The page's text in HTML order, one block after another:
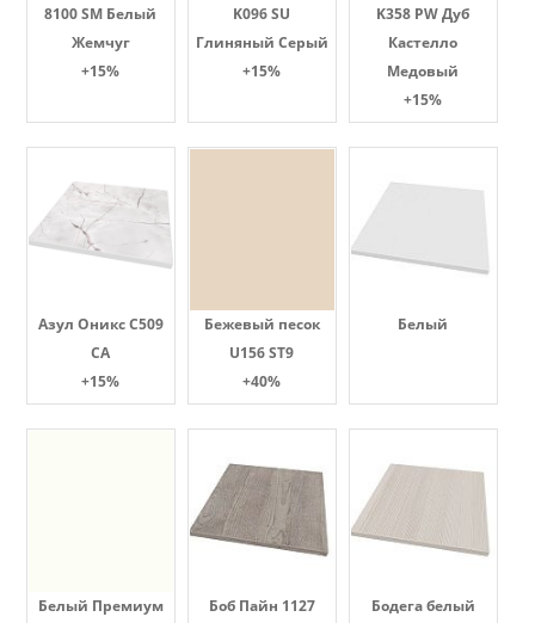
8100 SM Белый
Жемчуг
+15%
K096 SU
Глиняный Серый
+15%
K358 PW Дуб
Кастелло
Медовый
+15%
Азул Оникс С509
СА
+15%
Бежевый песок
U156 ST9
+40%
Белый
Белый Премиум
Боб Пайн 1127
Бодега белый